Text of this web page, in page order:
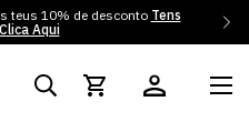
teus 10% de desconto Tens
Aqui